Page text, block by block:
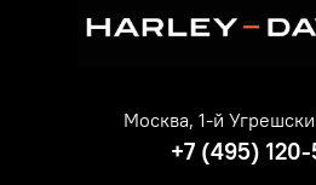
Москва, 1-й
+7 (495)